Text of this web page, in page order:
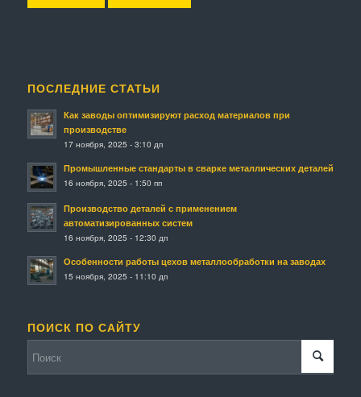
ПОСЛЕДНИЕ СТАТЬИ
Как заводы оптимизируют расход материалов при
производстве
17 ноября, 2025 - 3:10 дп
Промышленные стандарты в сварке металлических деталей
16 ноября, 2025 - 1:50 пп
Производство деталей с применением
автоматизированных систем
16 ноября, 2025 - 12:30 дп
Особенности работы цехов металлообработки на заводах
15 ноября, 2025 - 11:10 дп
ПОИСК ПО САЙТУ